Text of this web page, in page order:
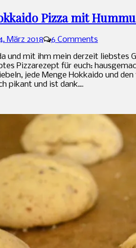
Pizza mit
März 2018
6 Comments
und mit ihm mein derzeit liebstes
Pizzarezept für euch:
jede Menge Hokkaido und
pikant und ist dank…